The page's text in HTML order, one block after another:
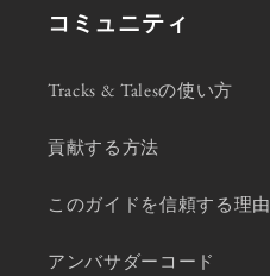
コミュニティ
Tracks & Talesの使い方
貢献する方法
このガイドを信頼する理由
アンバサダーコード